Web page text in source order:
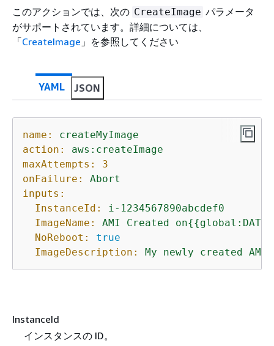
このアクションでは、次の CreateImage パラメータ
がサポートされています。詳細については、
「CreateImage 」を参照してください
YAML JSON
name:
createMyImage
action:
aws:createImage
maxAttempts:
3
onFailure:
Abort
inputs:
InstanceId:
i-1234567890abcdef0
ImageName:
AMI Created on{{
NoReboot:
true
ImageDescription:
My newly created AMI
InstanceId
インスタンスの ID。